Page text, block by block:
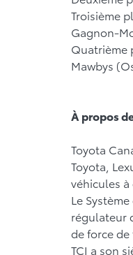
Troisième
Gagnon-
Quatrième
Mawbys
À propos
Toyota
Toyota,
véhicules à
Le
régulateur
de force de
TCI a son